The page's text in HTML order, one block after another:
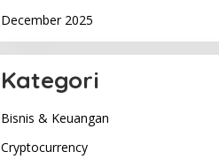
December 2025
Kategori
Bisnis & Keuangan
Cryptocurrency